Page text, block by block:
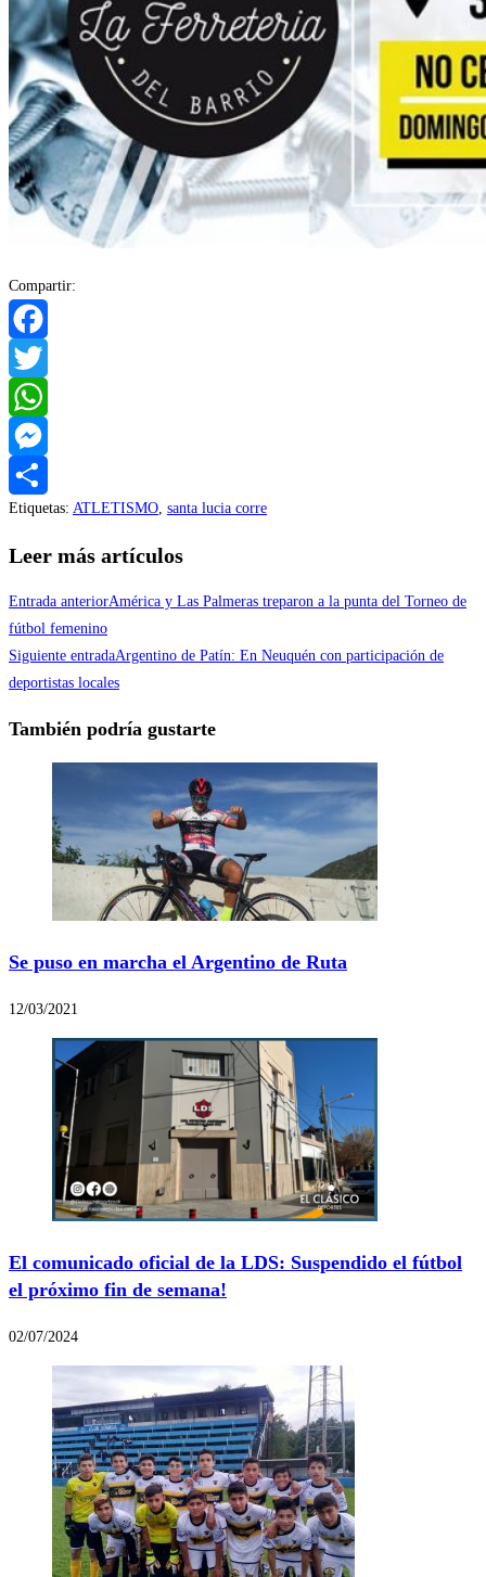
Compartir:
Facebook
Twitter
WhatsApp
Messenger
Compartir
Etiquetas: ATLETISMO, santa lucia corre
Leer más artículos
Entrada anteriorAmérica y Las Palmeras treparon a la punta del Torneo de
fútbol femenino
Siguiente entradaArgentino de Patín: En Neuquén con participación de
deportistas locales
También podría gustarte
Se puso en marcha el Argentino de Ruta
12/03/2021
El comunicado oficial de la LDS: Suspendido el fútbol
el próximo fin de semana!
02/07/2024